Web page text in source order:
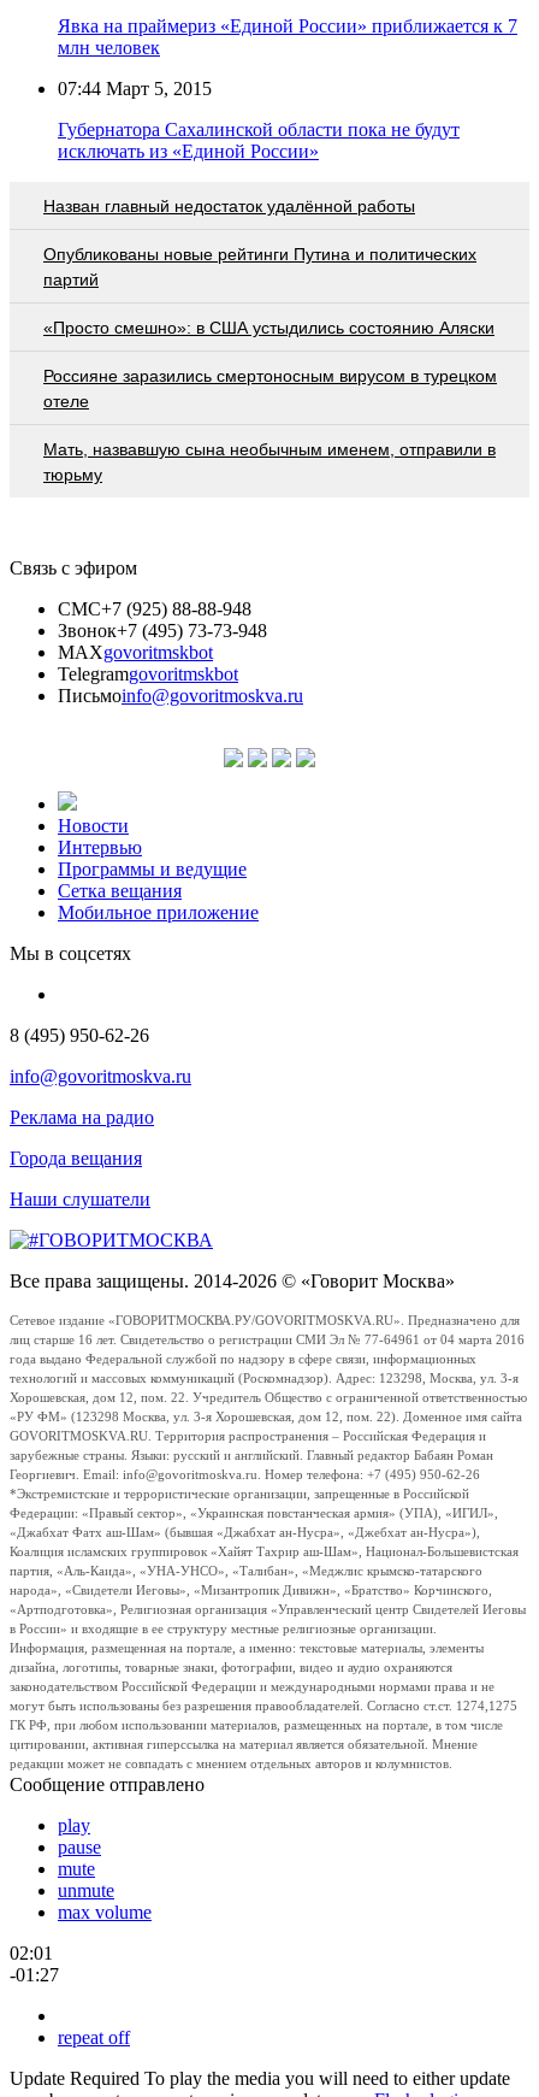
Явка на праймериз «Единой России» приближается к 7
млн человек
07:44 Март 5, 2015
Губернатора Сахалинской области пока не будут
исключать из «Единой России»
Назван главный недостаток удалённой работы
Опубликованы новые рейтинги Путина и политических
партий
«Просто смешно»: в США устыдились состоянию Аляски
Россияне заразились смертоносным вирусом в турецком
отеле
Мать, назвавшую сына необычным именем, отправили в
тюрьму
Связь с эфиром
СМС+7 (925) 88-88-948
Звонок+7 (495) 73-73-948
MAXgovoritmskbot
Telegramgovoritmskbot
Письмоinfo@govoritmoskva.ru
Новости
Интервью
Программы и ведущие
Сетка вещания
Мобильное приложение
Мы в соцсетях
8 (495) 950-62-26
info@govoritmoskva.ru
Реклама на радио
Города вещания
Наши слушатели
Все права защищены. 2014-2026 © «Говорит Москва»
Сетевое издание «ГОВОРИТМОСКВА.РУ/GOVORITMOSKVA.RU». Предназначено для
лиц старше 16 лет. Свидетельство о регистрации СМИ Эл № 77-64961 от 04 марта 2016
года выдано Федеральной службой по надзору в сфере связи, информационных
технологий и массовых коммуникаций (Роскомнадзор). Адрес: 123298, Москва, ул. 3-я
Хорошевская, дом 12, пом. 22. Учредитель Общество с ограниченной ответственностью
«РУ ФМ» (123298 Москва, ул. 3-я Хорошевская, дом 12, пом. 22). Доменное имя сайта
GOVORITMOSKVA.RU. Территория распространения – Российская Федерация и
зарубежные страны. Языки: русский и английский. Главный редактор Бабаян Роман
Георгиевич. Email: info@govoritmoskva.ru. Номер телефона: +7 (495) 950-62-26
*Экстремистские и террористические организации, запрещенные в Российской
Федерации: «Правый сектор», «Украинская повстанческая армия» (УПА), «ИГИЛ»,
«Джабхат Фатх аш-Шам» (бывшая «Джабхат ан-Нусра», «Джебхат ан-Нусра»),
Коалиция исламских группировок «Хайят Тахрир аш-Шам», Национал-Большевистская
партия, «Аль-Каида», «УНА-УНСО», «Талибан», «Меджлис крымско-татарского
народа», «Свидетели Иеговы», «Мизантропик Дивижн», «Братство» Корчинского,
«Артподготовка», Религиозная организация «Управленческий центр Свидетелей Иеговы
в России» и входящие в ее структуру местные религиозные организации.
Информация, размещенная на портале, а именно: текстовые материалы, элементы
дизайна, логотипы, товарные знаки, фотографии, видео и аудио охраняются
законодательством Российской Федерации и международными нормами права и не
могут быть использованы без разрешения правообладателей. Согласно ст.ст. 1274,1275
ГК РФ, при любом использовании материалов, размещенных на портале, в том числе
цитировании, активная гиперссылка на материал является обязательной. Мнение
редакции может не совпадать с мнением отдельных авторов и колумнистов.
Сообщение отправлено
play
pause
mute
unmute
max volume
02:01
-01:27
repeat off
Update Required To play the media you will need to either update